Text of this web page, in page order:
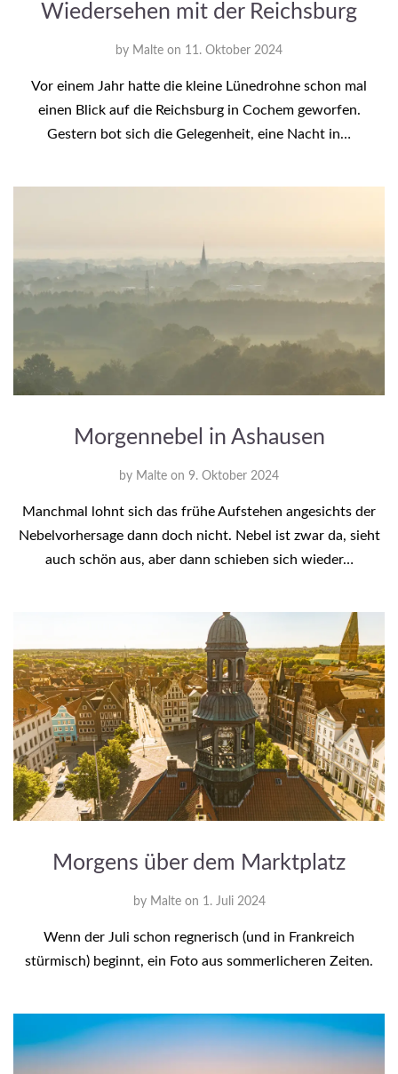
Wiedersehen mit der Reichsburg
by Malte on 11. Oktober 2024
Vor einem Jahr hatte die kleine Lünedrohne schon mal
einen Blick auf die Reichsburg in Cochem geworfen.
Gestern bot sich die Gelegenheit, eine Nacht in…
Morgennebel in Ashausen
by Malte on 9. Oktober 2024
Manchmal lohnt sich das frühe Aufstehen angesichts der
Nebelvorhersage dann doch nicht. Nebel ist zwar da, sieht
auch schön aus, aber dann schieben sich wieder…
Morgens über dem Marktplatz
by Malte on 1. Juli 2024
Wenn der Juli schon regnerisch (und in Frankreich
stürmisch) beginnt, ein Foto aus sommerlicheren Zeiten.